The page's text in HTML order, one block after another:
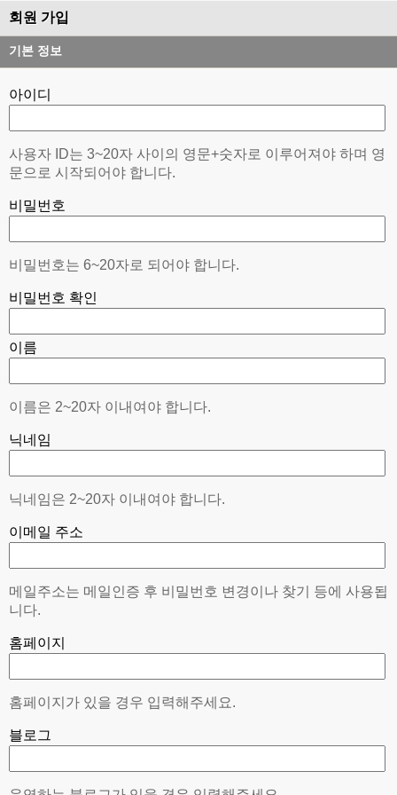
회원 가입
기본 정보
아이디
사용자 ID는 3~20자 사이의 영문+숫자로 이루어져야 하며 영
문으로 시작되어야 합니다.
비밀번호
비밀번호는 6~20자로 되어야 합니다.
비밀번호 확인
이름
이름은 2~20자 이내여야 합니다.
닉네임
닉네임은 2~20자 이내여야 합니다.
이메일 주소
메일주소는 메일인증 후 비밀번호 변경이나 찾기 등에 사용됩
니다.
홈페이지
홈페이지가 있을 경우 입력해주세요.
블로그